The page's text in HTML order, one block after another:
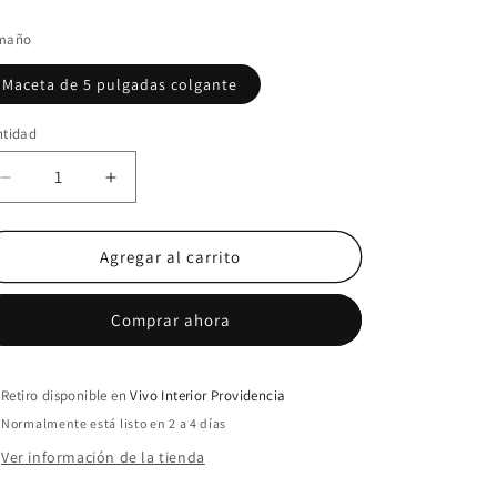
Maceta de 5 pulgadas colgante
Reducir
cantidad
para
Tokio
Aumentar
cantidad
para
Sedum
Tokio
Agregar al carrito
Comprar ahora
Retiro disponible enVivo Interior Providencia
Normalmente está listo en 2 a 4 días
Ver información de la tienda